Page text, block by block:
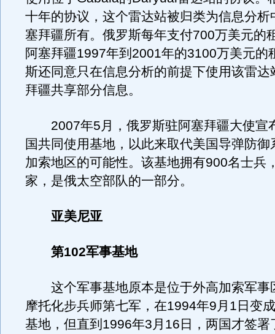
十年的协议，这个雷达站被归类为信息分析
塞拜疆所有。俄罗斯每年支付700万美元的
阿塞拜疆1997年到2001年的3100万美元的
斯还同意只在信息分析的前提下使用该雷达
拜疆共享部分信息。
2007年5月，俄罗斯驻阿塞拜疆大使宣
国共同使用基地，以此来取代美国导弹防御
加索地区的可能性。该基地拥有900名士兵
家，是俄太空部队的一部分。
亚美尼亚
第102军事基地
这个军事基地原本是位于外高加索军事
摩托化步兵师第七军，在1994年9月1日变
基地，但直到1996年3月16日，两国才签署